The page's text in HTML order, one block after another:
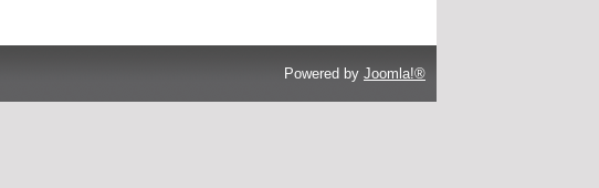
Powered by Joomla!®